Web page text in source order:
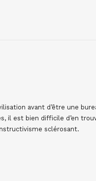
avant d’être une
il est bien difficile d’en
sclérosant.